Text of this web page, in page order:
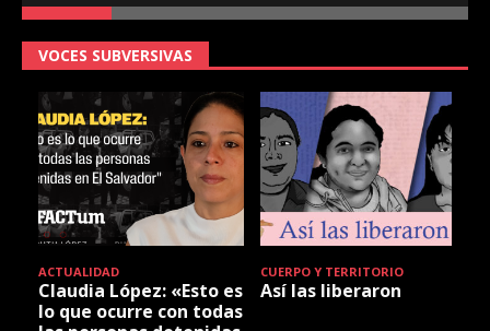
VOCES SUBVERSIVAS
ACTUALIDAD
Claudia López: «Esto es
lo que ocurre con todas
CUERPO Y TERRITORIO
Así las liberaron